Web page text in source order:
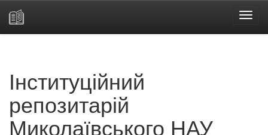
Інституційний
репозитарій
Миколаївського НАУ